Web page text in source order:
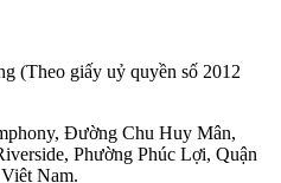
(Theo giấy uỷ quyền số 2012
Đường Chu Huy Mân,
Phường Phúc Lợi, Quận
Nam.